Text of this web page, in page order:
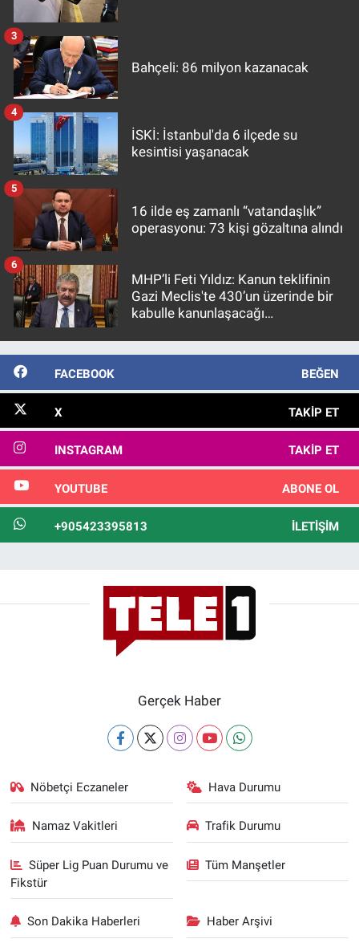
Bahçeli: 86 milyon kazanacak
3
İSKİ: İstanbul'da 6 ilçede su
kesintisi yaşanacak
4
16 ilde eş zamanlı “vatandaşlık”
operasyonu: 73 kişi gözaltına alındı
5
MHP’li Feti Yıldız: Kanun teklifinin
Gazi Meclis'te 430’un üzerinde bir
kabulle kanunlaşacağı
6
FACEBOOK BEĞEN
X TAKIP ET
INSTAGRAM TAKIP ET
YOUTUBE ABONE OL
+905423395813 İLETIŞIM
Gerçek Haber
Nöbetçi Eczaneler Hava Durumu
Namaz Vakitleri Trafik Durumu
Süper Lig Puan Durumu ve
Fikstür
Tüm Manşetler
Son Dakika Haberleri Haber Arşivi